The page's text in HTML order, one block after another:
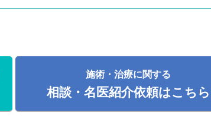
施術・治療に関する
相談・名医紹介依頼はこちら